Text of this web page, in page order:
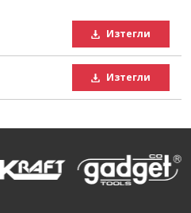
Изтегли
Изтегли